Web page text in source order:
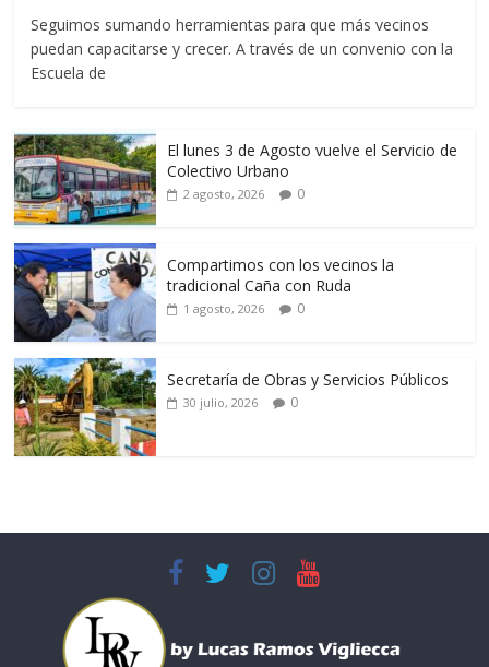
Seguimos sumando herramientas para que más vecinos
puedan capacitarse y crecer. A través de un convenio con la
Escuela de
El lunes 3 de Agosto vuelve el Servicio de
Colectivo Urbano
2 agosto, 2026 0
Compartimos con los vecinos la
tradicional Caña con Ruda
1 agosto, 2026 0
Secretaría de Obras y Servicios Públicos
30 julio, 2026 0